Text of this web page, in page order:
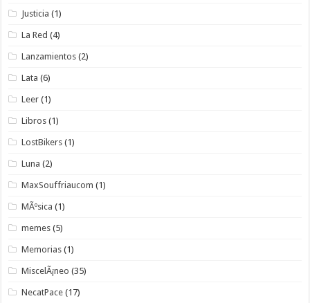
Justicia (1)
La Red (4)
Lanzamientos (2)
Lata (6)
Leer (1)
Libros (1)
LostBikers (1)
Luna (2)
MaxSouffriaucom (1)
MÃºsica (1)
memes (5)
Memorias (1)
MiscelÃ¡neo (35)
NecatPace (17)